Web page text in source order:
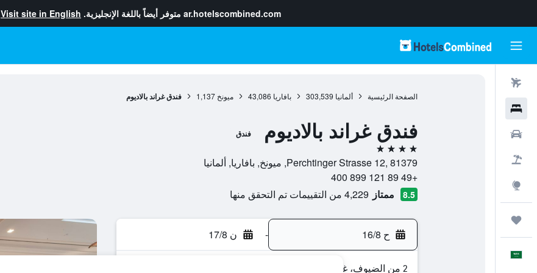
ar.hotelscombined.com متوفر أيضاً باللغة الإنجليزية. Visit site in English
الصفحة الرئيسية ألمانيا 303,539 بافاريا 43,086 ميونخ 1,137 فندق غراند بالاديوم
فندق غراند بالاديوم فندق
4 نجوم
Perchtinger Strasse 12, 81379, ميونخ, بافاريا, ألمانيا
+49 89 121 899 400
8.5 ممتاز 4,229 من التقييمات تم التحقق منها
ح 16/8 - ن 17/8
2 من الضيوف، غرفة واحدة